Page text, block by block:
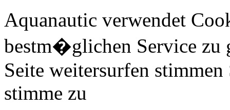
Aquanautic verwendet
bestm�glichen Service zu
Seite weitersurfen stimmen
stimme zu